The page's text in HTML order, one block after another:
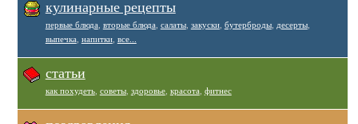
кулинарные рецепты
первые блюда вторые блюда салаты, закуски, бутерброды, десерты,
выпечка напитки, все...
статьи
как похудеть, советы, здоровье, красота фитнес